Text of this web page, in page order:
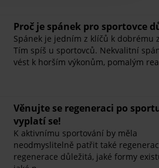
Proč je spánek pro sportovce
Spánek je jedním z klíčů k dobrému
Tím spíš u sportovců. Nekvalitní
vést k horším výkonům, pomalým
Věnujte se regeneraci po
vyplatí se!
K aktivnímu sportování by měla
neodmyslitelně patřit také
regenerace důležitá, jaké formy